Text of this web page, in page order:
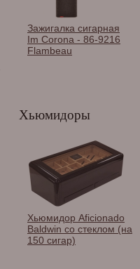
Зажигалка сигарная
Im Corona - 86-9216
Flambeau
Чехол Lubinski на 2
сигары, Карбон
FK1382
Хьюмидоры
Хьюмидор Aficionado
Baldwin со стеклом (на
150 сигар)